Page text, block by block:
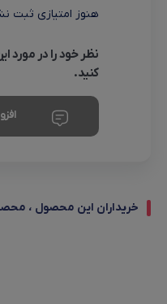
هنوز امتیازی ثبت
نظر خود را در مورد
کنید.
خریداران این محصول ،